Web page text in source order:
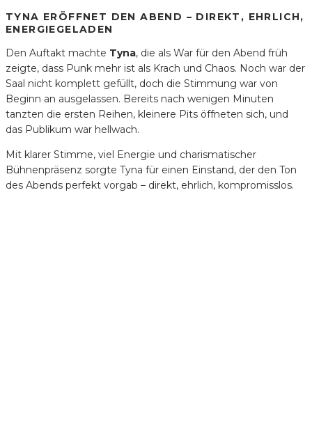
TYNA ERÖFFNET DEN ABEND – DIREKT, EHRLICH,
ENERGIEGELADEN
Den Auftakt machte Tyna, die als War für den Abend früh
zeigte, dass Punk mehr ist als Krach und Chaos. Noch war der
Saal nicht komplett gefüllt, doch die Stimmung war von
Beginn an ausgelassen. Bereits nach wenigen Minuten
tanzten die ersten Reihen, kleinere Pits öffneten sich, und
das Publikum war hellwach.
Mit klarer Stimme, viel Energie und charismatischer
Bühnenpräsenz sorgte Tyna für einen Einstand, der den Ton
des Abends perfekt vorgab – direkt, ehrlich, kompromisslos.